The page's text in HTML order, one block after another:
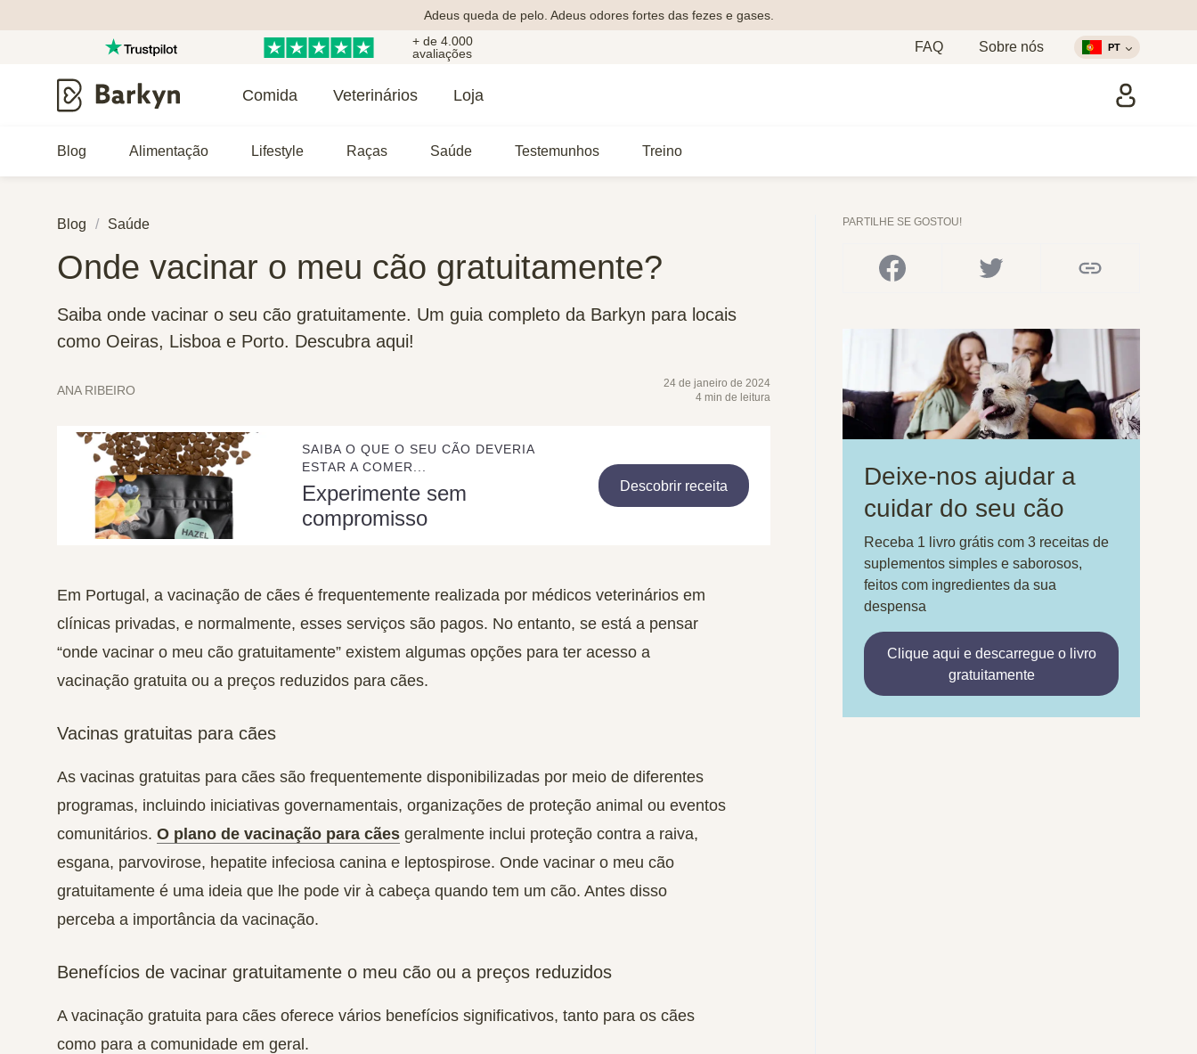
Adeus queda de pelo. Adeus odores fortes das fezes e gases.
+ de 4.000
avaliações
FAQ Sobre nós PT
Comida Veterinários Loja
Blog Alimentação Lifestyle Raças Saúde Testemunhos Treino
Blog Saúde
Onde vacinar o meu cão gratuitamente?
Saiba onde vacinar o seu cão gratuitamente. Um guia completo da Barkyn para locais
como Oeiras, Lisboa e Porto. Descubra aqui!
ANA RIBEIRO
24 de janeiro de 2024
4 min de leitura
SAIBA O QUE O SEU CÃO DEVERIA
ESTAR A COMER...
Experimente sem
compromisso
Descobrir receita
Em Portugal, a vacinação de cães é frequentemente realizada por médicos veterinários em
clínicas privadas, e normalmente, esses serviços são pagos. No entanto, se está a pensar
“onde vacinar o meu cão gratuitamente” existem algumas opções para ter acesso a
vacinação gratuita ou a preços reduzidos para cães.
Vacinas gratuitas para cães
As vacinas gratuitas para cães são frequentemente disponibilizadas por meio de diferentes
programas, incluindo iniciativas governamentais, organizações de proteção animal ou eventos
comunitários. O plano de vacinação para cães geralmente inclui proteção contra a raiva,
esgana, parvovirose, hepatite infeciosa canina e leptospirose. Onde vacinar o meu cão
gratuitamente é uma ideia que lhe pode vir à cabeça quando tem um cão. Antes disso
perceba a importância da vacinação.
Benefícios de vacinar gratuitamente o meu cão ou a preços reduzidos
A vacinação gratuita para cães oferece vários benefícios significativos, tanto para os cães
como para a comunidade em geral.
PARTILHE SE GOSTOU!
Deixe-nos ajudar a
cuidar do seu cão
Receba 1 livro grátis com 3 receitas de
suplementos simples e saborosos,
feitos com ingredientes da sua
despensa
Clique aqui e descarregue o livro
gratuitamente